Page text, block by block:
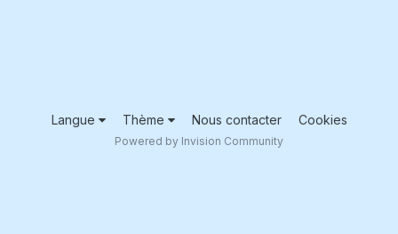
Langue Thème Nous contacter Cookies
Powered by Invision Community